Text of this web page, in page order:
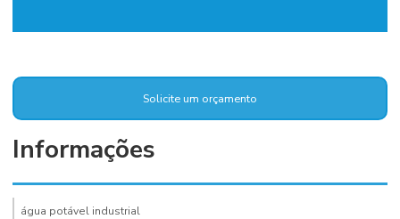
Solicite um orçamento
Informações
água potável industrial